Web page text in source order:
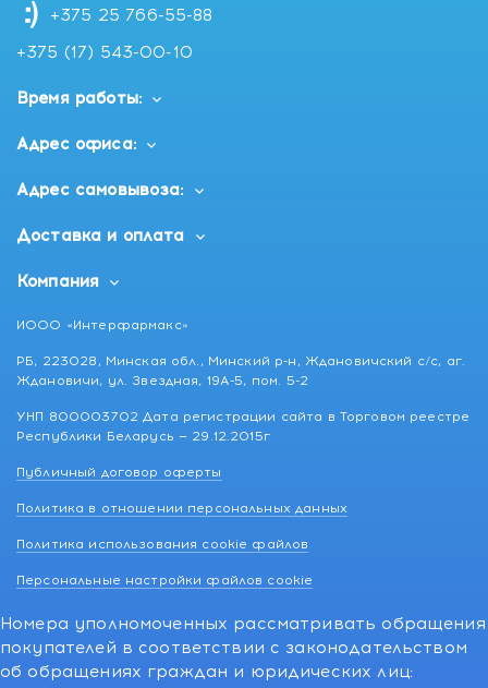
+375 25 766-55-88
+375 (17) 543-00-10
Время работы:
Адрес офиса:
Адрес самовывоза:
Доставка и оплата
Компания
ИООО «Интерфармакс»
РБ, 223028, Минская обл., Минский р-н, Ждановичский с/с, аг.
Ждановичи, ул. Звездная, 19А-5, пом. 5-2
УНП 800003702 Дата регистрации сайта в Торговом реестре
Республики Беларусь — 29.12.2015г
Публичный договор оферты
Политика в отношении персональных данных
Политика использования cookie файлов
Персональные настройки файлов cookie
Номера уполномоченных рассматривать обращения
покупателей в соответствии с законодательством
об обращениях граждан и юридических лиц: